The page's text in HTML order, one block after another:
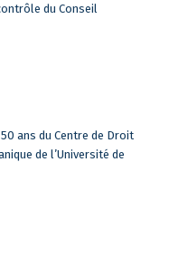
du Conseil
ans du Centre de Droit
de l’Université de